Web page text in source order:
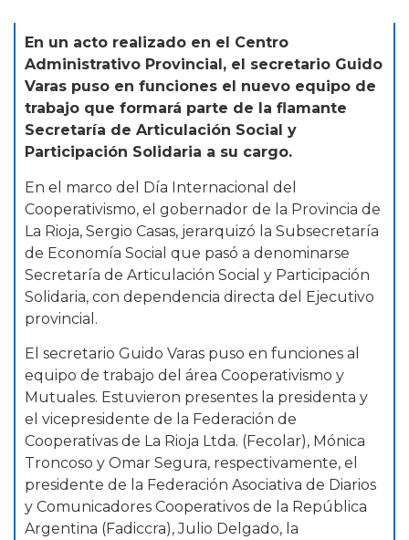
En un acto realizado en el Centro
Administrativo Provincial, el secretario Guido
Varas puso en funciones el nuevo equipo de
trabajo que formará parte de la flamante
Secretaría de Articulación Social y
Participación Solidaria a su cargo.
En el marco del Día Internacional del
Cooperativismo, el gobernador de la Provincia de
La Rioja, Sergio Casas, jerarquizó la Subsecretaría
de Economía Social que pasó a denominarse
Secretaría de Articulación Social y Participación
Solidaria, con dependencia directa del Ejecutivo
provincial.
El secretario Guido Varas puso en funciones al
equipo de trabajo del área Cooperativismo y
Mutuales. Estuvieron presentes la presidenta y
el vicepresidente de la Federación de
Cooperativas de La Rioja Ltda. (Fecolar), Mónica
Troncoso y Omar Segura, respectivamente, el
presidente de la Federación Asociativa de Diarios
y Comunicadores Cooperativos de la República
Argentina (Fadiccra), Julio Delgado, la